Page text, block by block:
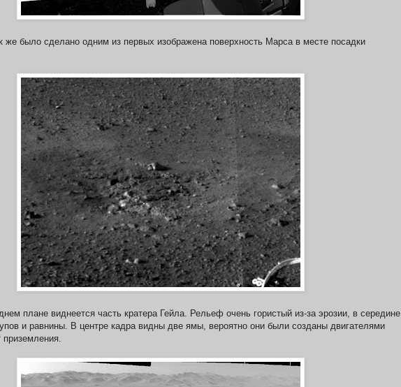
же было сделано одним из первых изображена поверхность Марса в месте посадки
плане виднеется часть кратера Гейла. Рельеф очень гористый из-за эрозии, в середине
и равнины. В центре кадра видны две ямы, вероятно они были созданы двигателями